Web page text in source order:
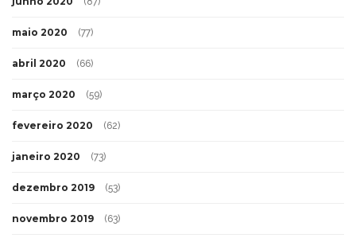
maio 2020 (77)
abril 2020 (66)
março 2020 (59)
fevereiro 2020 (62)
janeiro 2020 (73)
dezembro 2019 (53)
novembro 2019 (63)